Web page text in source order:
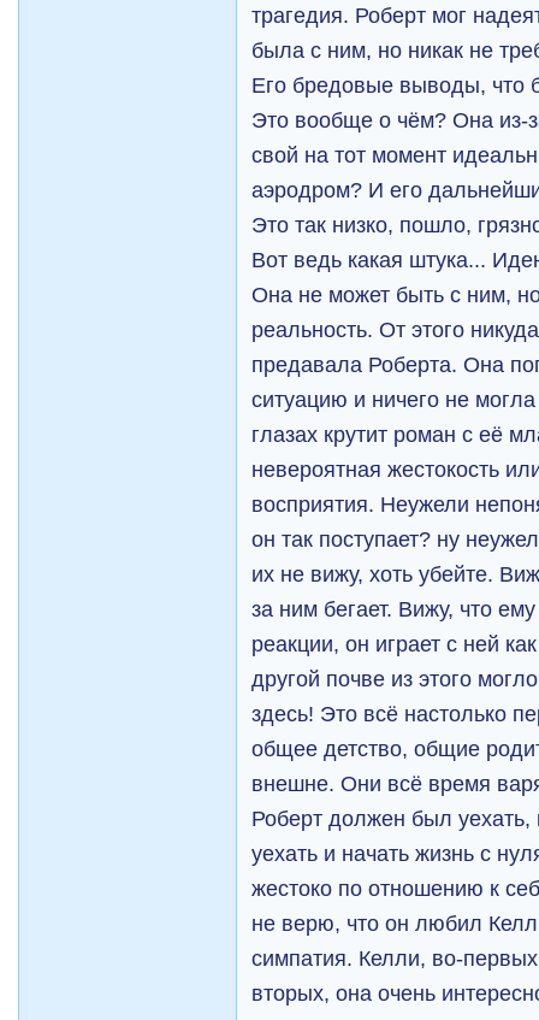
трагедия. Роберт мог
была с ним, но никак не
Его бредовые выводы, что
Это вообще о чём? Она из-
свой на тот момент
аэродром? И его
Это так низко, пошло,
Вот ведь какая штука...
Она не может быть с ним,
реальность. От этого
предавала Роберта. Она
ситуацию и ничего не
глазах крутит роман с её
невероятная жестокость
восприятия. Неужели
он так поступает? ну
их не вижу, хоть убейте.
за ним бегает. Вижу, что
реакции, он играет с ней
другой почве из этого
здесь! Это всё настолько
общее детство, общие
внешне. Они всё время
Роберт должен был
уехать и начать жизнь с
жестоко по отношению к
не верю, что он любил
симпатия. Келли, во-
вторых, она очень